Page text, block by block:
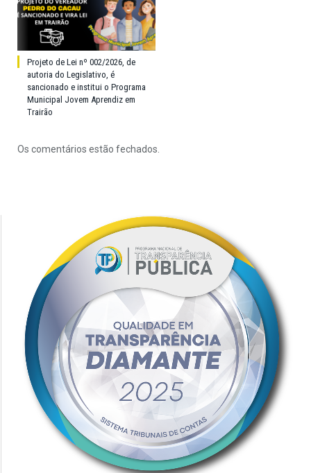
Projeto de Lei nº 002/2026, de
autoria do Legislativo, é
sancionado e institui o Programa
Municipal Jovem Aprendiz em
Trairão
Os comentários estão fechados.